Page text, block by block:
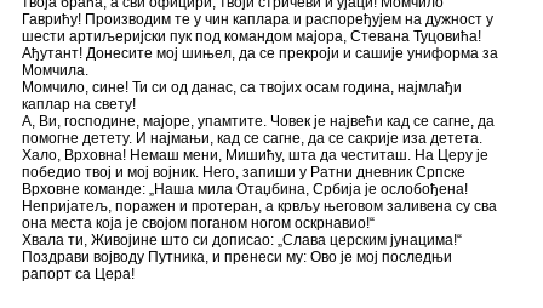
Гаврићу! Производим те у чин каплара и распоређујем на дужност у
шести артиљеријски пук под командом мајора, Стевана Туцовића!
Ађутант! Донесите мој шињел, да се прекроји и сашије униформа за
Момчила.
Момчило, сине! Ти си од данас, са твојих осам година, најмлађи
каплар на свету!
А, Ви, господине, мајоре, упамтите. Човек је највећи кад се сагне, да
помогне детету. И најмањи, кад се сагне, да се сакрије иза детета.
Хало, Врховна! Немаш мени, Мишићу, шта да честиташ. На Церу је
победио твој и мој војник. Него, запиши у Ратни дневник Српске
Врховне команде: „Наша мила Отаџбина, Србија је ослобођена!
Непријатељ, поражен и протеран, а крвљу његовом заливена су сва
она места која је својом поганом ногом оскрнавио!“
Хвала ти, Живојине што си дописао: „Слава церским јунацима!“
Поздрави војводу Путника, и пренеси му: Ово је мој последњи
рапорт са Цера!